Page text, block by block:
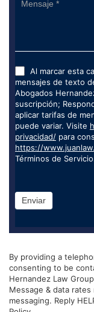
Al marcar esta
mensajes de texto
Abogados
suscripción;
aplicar tarifas de
puede variar. Visite
privacidad/ para
https://
Términos de
Enviar
By providing a
consenting to be
Hernandez Law
Message & data
messaging. Reply